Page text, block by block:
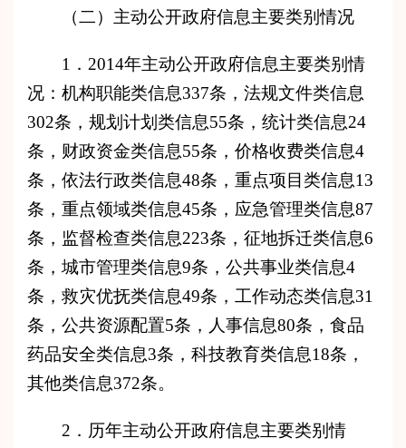
（二）主动公开政府信息主要类别情况
1．2014年主动公开政府信息主要类别情
况：机构职能类信息337条，法规文件类信息
302条，规划计划类信息55条，统计类信息24
条，财政资金类信息55条，价格收费类信息4
条，依法行政类信息48条， 重点项目类信息1 3
条，重点领域类信息45条，应急管理类信息87
条，监督检查类信息223条，征地拆迁类信息6
条，城市管理类信息9条，公共事业类信息4
条，救灾优抚类信息49条，工作动态类信息31
条，公共资源配置5条，人事信息80条，食品
药品安全类信息3条，科技教育类信息18条，
其他类信息372条。
2．历年主动公开政府信息主要类别情